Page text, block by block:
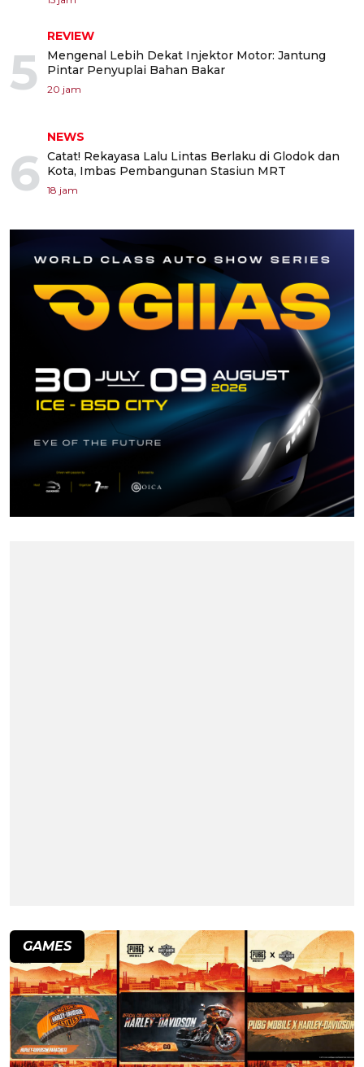
5
REVIEW
Mengenal Lebih Dekat Injektor Motor: Jantung
Pintar Penyuplai Bahan Bakar
20 jam
6
NEWS
Catat! Rekayasa Lalu Lintas Berlaku di Glodok dan
Kota, Imbas Pembangunan Stasiun MRT
18 jam
GAMES